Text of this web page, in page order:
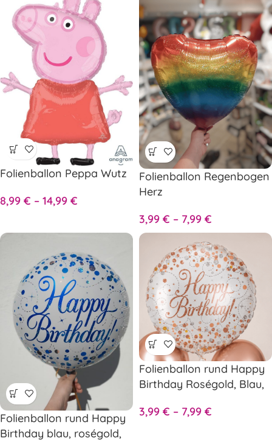
Folienballon Peppa Wutz
8,99 € – 14,99 €
Folienballon Regenbogen
Herz
3,99 € – 7,99 €
Folienballon rund Happy
Birthday blau, roségold,
Folienballon rund Happy
Birthday Roségold, Blau,
3,99 € – 7,99 €